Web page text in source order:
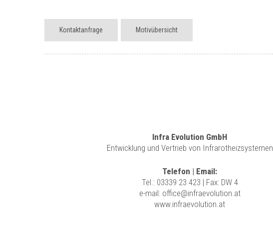
Kontaktanfrage Motivübersicht
Infra Evolution GmbH
Entwicklung und Vertrieb von Infrarotheizsystemen
Telefon | Email:
Tel.: 03339 23 423 | Fax: DW 4
e-mail: office@infraevolution.at
www.infraevolution.at